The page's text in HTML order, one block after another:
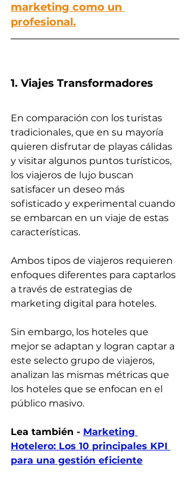
marketing como un
profesional.
1. Viajes Transformadores
En comparación con los turistas
tradicionales, que en su mayoría
quieren disfrutar de playas cálidas
y visitar algunos puntos turísticos,
los viajeros de lujo buscan
satisfacer un deseo más
sofisticado y experimental cuando
se embarcan en un viaje de estas
características.
Ambos tipos de viajeros requieren
enfoques diferentes para captarlos
a través de estrategias de
marketing digital para hoteles.
Sin embargo, los hoteles que
mejor se adaptan y logran captar a
este selecto grupo de viajeros,
analizan las mismas métricas que
los hoteles que se enfocan en el
público masivo.
Lea también - Marketing
Hotelero: Los 10 principales KPI
para una gestión eficiente